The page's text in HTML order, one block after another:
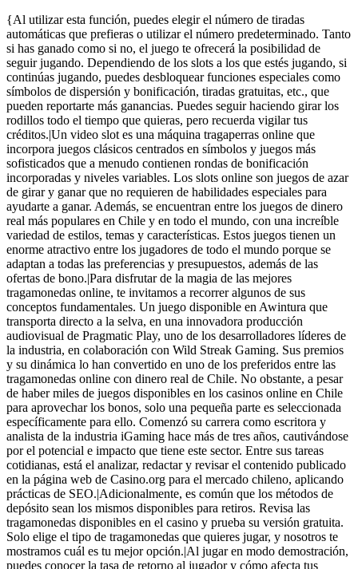
{Al utilizar esta función, puedes elegir el número de tiradas
automáticas que prefieras o utilizar el número predeterminado. Tanto
si has ganado como si no, el juego te ofrecerá la posibilidad de
seguir jugando. Dependiendo de los slots a los que estés jugando, si
continúas jugando, puedes desbloquear funciones especiales como
símbolos de dispersión y bonificación, tiradas gratuitas, etc., que
pueden reportarte más ganancias. Puedes seguir haciendo girar los
rodillos todo el tiempo que quieras, pero recuerda vigilar tus
créditos.|Un video slot es una máquina tragaperras online que
incorpora juegos clásicos centrados en símbolos y juegos más
sofisticados que a menudo contienen rondas de bonificación
incorporadas y niveles variables. Los slots online son juegos de azar
de girar y ganar que no requieren de habilidades especiales para
ayudarte a ganar. Además, se encuentran entre los juegos de dinero
real más populares en Chile y en todo el mundo, con una increíble
variedad de estilos, temas y características. Estos juegos tienen un
enorme atractivo entre los jugadores de todo el mundo porque se
adaptan a todas las preferencias y presupuestos, además de las
ofertas de bono.|Para disfrutar de la magia de las mejores
tragamonedas online, te invitamos a recorrer algunos de sus
conceptos fundamentales. Un juego disponible en Awintura que
transporta directo a la selva, en una innovadora producción
audiovisual de Pragmatic Play, uno de los desarrolladores líderes de
la industria, en colaboración con Wild Streak Gaming. Sus premios
y su dinámica lo han convertido en uno de los preferidos entre las
tragamonedas online con dinero real de Chile. No obstante, a pesar
de haber miles de juegos disponibles en los casinos online en Chile
para aprovechar los bonos, solo una pequeña parte es seleccionada
específicamente para ello. Comenzó su carrera como escritora y
analista de la industria iGaming hace más de tres años, cautivándose
por el potencial e impacto que tiene este sector. Entre sus tareas
cotidianas, está el analizar, redactar y revisar el contenido publicado
en la página web de Casino.org para el mercado chileno, aplicando
prácticas de SEO.|Adicionalmente, es común que los métodos de
depósito sean los mismos disponibles para retiros. Revisa las
tragamonedas disponibles en el casino y prueba su versión gratuita.
Solo elige el tipo de tragamonedas que quieres jugar, y nosotros te
mostramos cuál es tu mejor opción.|Al jugar en modo demostración,
puedes conocer la tasa de retorno al jugador y cómo afecta tus